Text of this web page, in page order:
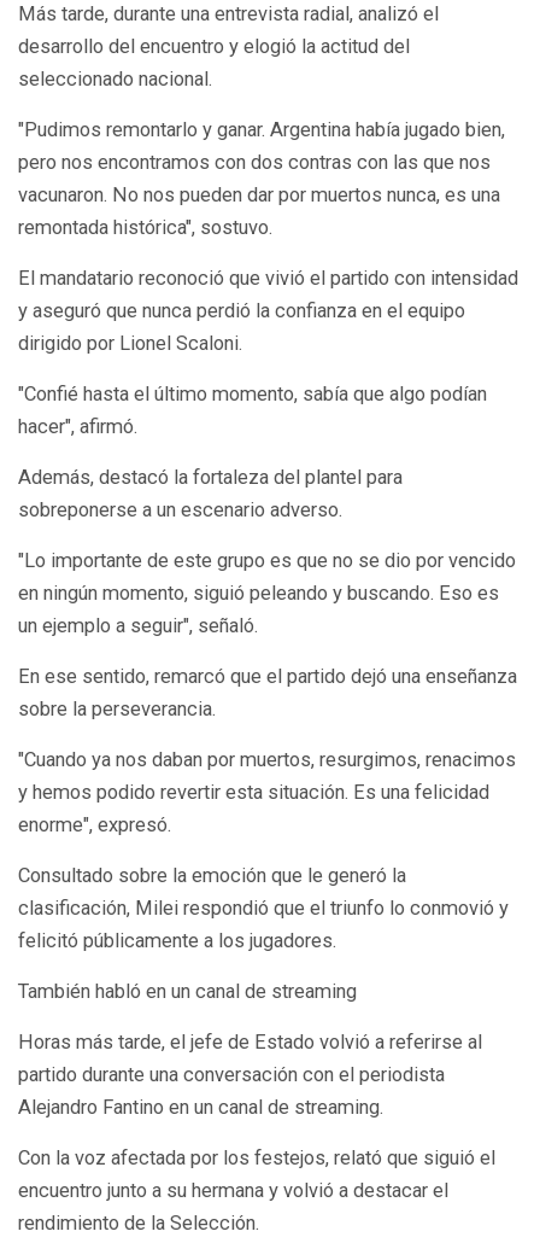
Más tarde, durante una entrevista radial, analizó el
desarrollo del encuentro y elogió la actitud del
seleccionado nacional.
"Pudimos remontarlo y ganar. Argentina había jugado bien,
pero nos encontramos con dos contras con las que nos
vacunaron. No nos pueden dar por muertos nunca, es una
remontada histórica", sostuvo.
El mandatario reconoció que vivió el partido con intensidad
y aseguró que nunca perdió la confianza en el equipo
dirigido por Lionel Scaloni.
"Confié hasta el último momento, sabía que algo podían
hacer", afirmó.
Además, destacó la fortaleza del plantel para
sobreponerse a un escenario adverso.
"Lo importante de este grupo es que no se dio por vencido
en ningún momento, siguió peleando y buscando. Eso es
un ejemplo a seguir", señaló.
En ese sentido, remarcó que el partido dejó una enseñanza
sobre la perseverancia.
"Cuando ya nos daban por muertos, resurgimos, renacimos
y hemos podido revertir esta situación. Es una felicidad
enorme", expresó.
Consultado sobre la emoción que le generó la
clasificación, Milei respondió que el triunfo lo conmovió y
felicitó públicamente a los jugadores.
También habló en un canal de streaming
Horas más tarde, el jefe de Estado volvió a referirse al
partido durante una conversación con el periodista
Alejandro Fantino en un canal de streaming.
Con la voz afectada por los festejos, relató que siguió el
encuentro junto a su hermana y volvió a destacar el
rendimiento de la Selección.